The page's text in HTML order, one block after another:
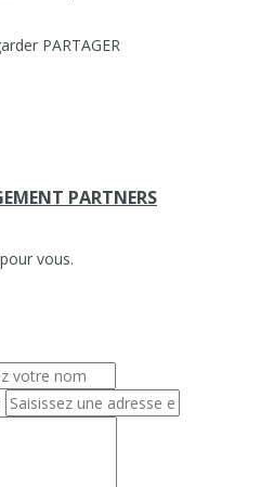
PARTAGER
PARTNERS
pour vous.